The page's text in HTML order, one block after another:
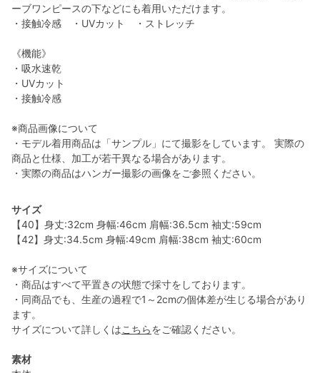
ーブワンピースの下などにも着用いただけます。
・接触冷感 ・UVカット ・ストレッチ
《機能》
・吸水速乾
・UVカット
・接触冷感
※商品画像について
・モデル着用商品は「サンプル」にて撮影をしています。 実際の
商品と仕様、加工が若干異なる場合があります。
・実際の商品はハンガー撮影の画像をご参照ください。
サイズ
【40】身丈:32cm 身幅:46cm 肩幅:36.5cm 袖丈:59cm
【42】身丈:34.5cm 身幅:49cm 肩幅:38cm 袖丈:60cm
※サイズについて
・商品はすべて平置きの状態で採寸をしております。
・同商品でも、生産の過程で1～2cmの個体差が生じる場合があり
ます。
サイズについて詳しくはこちらをご確認ください。
素材